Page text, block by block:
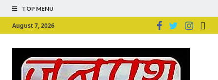
TOP MENU
August 7, 2026